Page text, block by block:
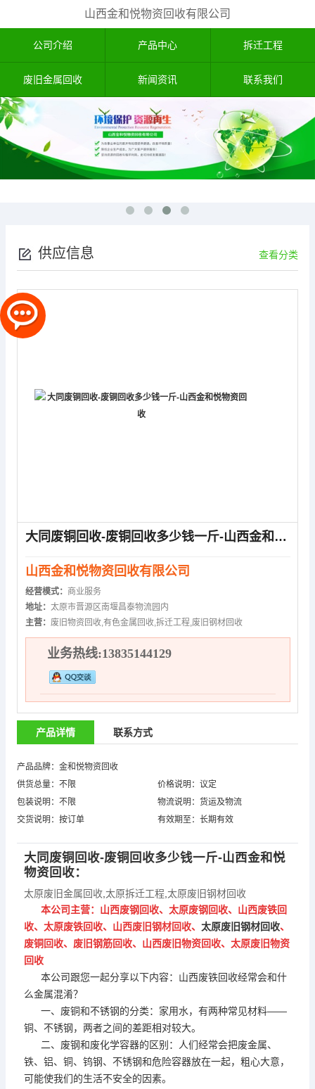
山西金和悦物资回收有限公司
公司介绍 产品中心 拆迁工程
废旧金属回收 新闻资讯 联系我们
供应信息 查看分类
大同废铜回收-废铜回收多少钱一斤-山西金和悦物资回收
山西金和悦物资回收有限公司
经营模式： 商业服务
地址： 太原市晋源区南堰昌泰物流园内
主营： 废旧物资回收,有色金属回收,拆迁工程,废旧钢材回收
业务热线:13835144129
产品详情 联系方式
产品品牌：金和悦物资回收
供货总量：不限
价格说明：议定
包装说明：不限
物流说明：货运及物流
交货说明：按订单
有效期至：长期有效
大同废铜回收-废铜回收多少钱一斤-山西金和悦
物资回收：
太原废旧金属回收 太原拆迁工程 太原废旧钢材回收
本公司主营：山西废钢回收、太原废钢回收、山西废铁回
收、太原废铁回收、山西废旧钢材回收、 太原废旧钢材回收、
废铜回收、废旧钢筋回收、山西废旧物资回收、太原废旧物资
回收
本公司跟您一起分享以下内容： 山西废铁回收经常会和什
么金属混淆？
一、废铜和不锈钢的分类：家用水，有两种常见材料——
铜、不锈钢，两者之间的差距相对较大。
二、废钢和废化学容器的区别：人们经常会把废金属、
铁、铝、铜、钨钢、不锈钢和危险容器放在一起，粗心大意，
可能使我们的生活不安全的因素。